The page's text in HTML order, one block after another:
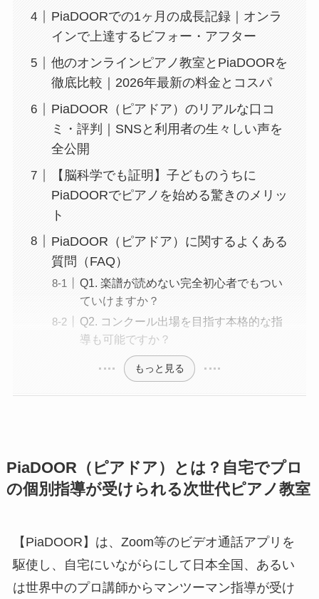
PiaDOORでの1ヶ月の成長記録｜オンラ
インで上達するビフォー・アフター
他のオンラインピアノ教室とPiaDOORを
徹底比較｜2026年最新の料金とコスパ
PiaDOOR（ピアドア）のリアルな口コ
ミ・評判｜SNSと利用者の生々しい声を
全公開
【脳科学でも証明】子どものうちに
PiaDOORでピアノを始める驚きのメリッ
ト
PiaDOOR（ピアドア）に関するよくある
質問（FAQ）
Q1. 楽譜が読めない完全初心者でもつい
ていけますか？
Q2. コンクール出場を目指す本格的な指
導も可能ですか？
もっと見る
PiaDOOR（ピアドア）とは？自宅でプロ
の個別指導が受けられる次世代ピアノ教室
【PiaDOOR】は、Zoom等のビデオ通話アプリを
駆使し、自宅にいながらにして日本全国、あるい
は世界中のプロ講師からマンツーマン指導が受け